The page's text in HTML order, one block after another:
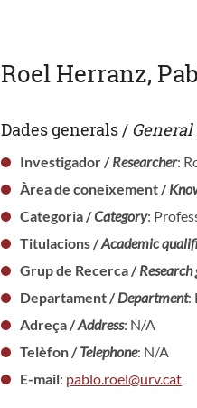
Roel Herranz,
Dades generals /
Investigador /Researcher:
Àrea de coneixement /
Categoria /Category:
Titulacions /Academic
Grup de Recerca /Research
Departament /Department:
Adreça /Address: N/A
Telèfon /Telephone: N/A
E-mail: pablo.roel@urv.cat